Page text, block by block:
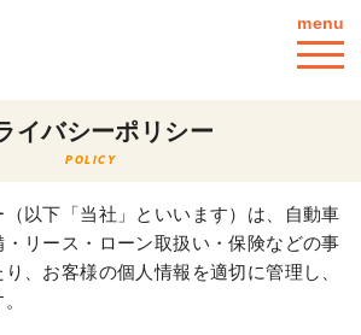
menu
イバシーポリシー
POLICY
以下「当社」といいます）は、自動車
リース・ローン取扱い・保険などの事
、お客様の個人情報を適切に管理し、